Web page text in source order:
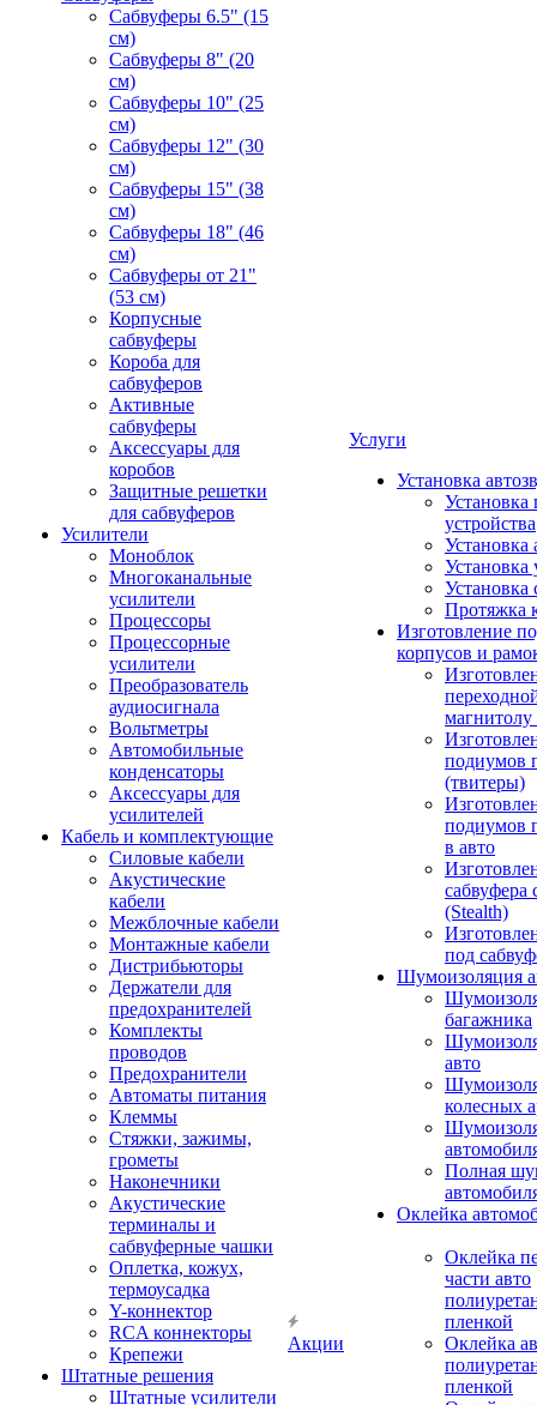
Сабвуферы 6.5" (15
см)
Сабвуферы 8" (20
см)
Сабвуферы 10" (25
см)
Сабвуферы 12" (30
см)
Сабвуферы 15" (38
см)
Сабвуферы 18" (46
см)
Сабвуферы от 21"
(53 см)
Корпусные
сабвуферы
Короба для
сабвуферов
Активные
сабвуферы
Аксессуары для
коробов
Защитные решетки
для сабвуферов
Усилители
Моноблок
Многоканальные
усилители
Процессоры
Процессорные
усилители
Преобразователь
аудиосигнала
Вольтметры
Автомобильные
конденсаторы
Аксессуары для
усилителей
Кабель и комплектующие
Силовые кабели
Акустические
кабели
Межблочные кабели
Монтажные кабели
Дистрибьюторы
Держатели для
предохранителей
Комплекты
проводов
Предохранители
Автоматы питания
Клеммы
Стяжки, зажимы,
грометы
Наконечники
Акустические
терминалы и
сабвуферные чашки
Оплетка, кожух,
термоусадка
Y-коннектор
RCA коннекторы
Крепежи
Штатные решения
Штатные усилители
Акции
Услуги
Установка
Установка
устройства
Установка
Установка
Установка
Протяжка
Изготовление
корпусов и
подиумов
(твитеры)
подиумов
в авто
сабвуфера
(Stealth)
под
Шумоизоляция
багажника
авто
колесных
Полная
Оклейка
Оклейка
части авто
пленкой
Оклейка
пленкой